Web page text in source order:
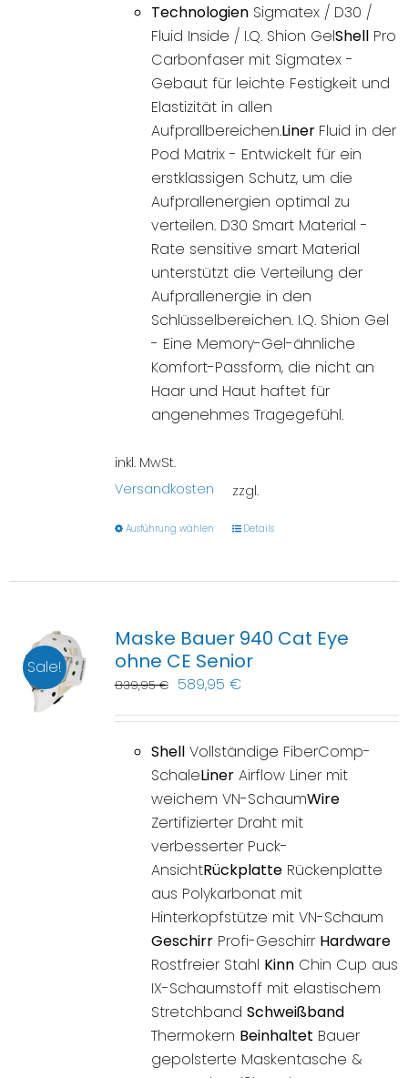
TechnologienSigmatex / D30 /
Fluid Inside / I.Q. Shion GelShellPro
Carbonfaser mit Sigmatex -
Gebaut für leichte Festigkeit und
Elastizität in allen
Aufprallbereichen.Liner Fluid in der
Pod Matrix - Entwickelt für ein
erstklassigen Schutz, um die
Aufprallenergien optimal zu
verteilen. D30 Smart Material -
Rate sensitive smart Material
unterstützt die Verteilung der
Aufprallenergie in den
Schlüsselbereichen. I.Q. Shion Gel
- Eine Memory-Gel-ähnliche
Komfort-Passform, die nicht an
Haar und Haut haftet für
angenehmes Tragegefühl.
inkl. MwSt.
zzgl.
Versandkosten
Ausführung wählen Details
Sale!
Maske Bauer 940 Cat Eye
ohne CE Senior
839,95€ 589,95 €
ShellVollständige FiberComp-
SchaleLinerAirflow Liner mit
weichem VN-SchaumWire
Zertifizierter Draht mit
verbesserter Puck-
AnsichtRückplatteRückenplatte
aus Polykarbonat mit
Hinterkopfstütze mit VN-Schaum
GeschirrProfi-Geschirr Hardware
Rostfreier Stahl KinnChin Cup aus
IX-Schaumstoff mit elastischem
Stretchband Schweißband
Thermokern Beinhaltet Bauer
gepolsterte Maskentasche &